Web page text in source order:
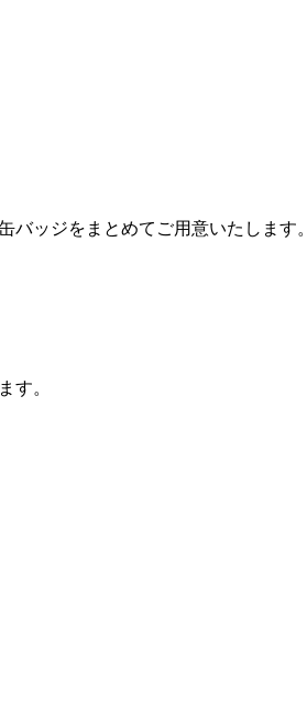
ッジをまとめてご用意いたします。
す。